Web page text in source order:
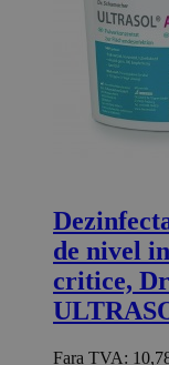
de nivel
critice,
Fara TVA: